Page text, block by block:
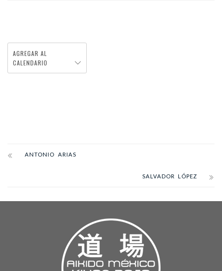
AGREGAR AL
CALENDARIO
ANTONIO ARIAS
SALVADOR LÓPEZ